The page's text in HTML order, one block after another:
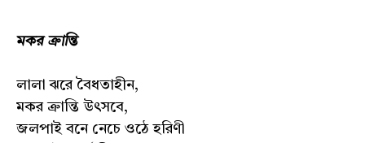
মকর ক্রান্তি
লালা ঝরে বৈধতাহীন,
মকর ক্রান্তি উৎসবে,
জলপাই বনে নেচে ওঠে হরিণী